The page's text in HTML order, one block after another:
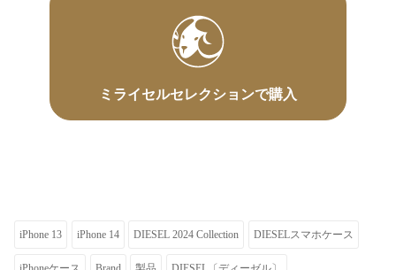
ミライセルセレクションで購入
iPhone 13 iPhone 14 DIESEL 2024 Collection DIESELスマホケース